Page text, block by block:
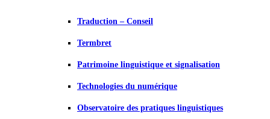
Traduction – Conseil
Termbret
Patrimoine linguistique et signalisation
Technologies du numérique
Observatoire des pratiques linguistiques